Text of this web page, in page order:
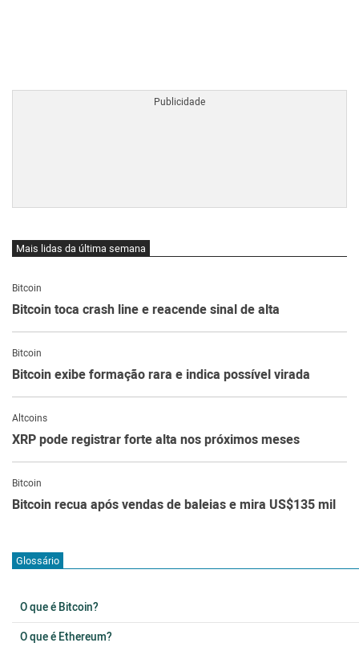
Mais lidas da última semana
Bitcoin
Bitcoin toca crash line e reacende sinal de alta
Bitcoin
Bitcoin exibe formação rara e indica possível virada
Altcoins
XRP pode registrar forte alta nos próximos meses
Bitcoin
Bitcoin recua após vendas de baleias e mira US$135 mil
Glossário
O que é Bitcoin?
O que é Ethereum?